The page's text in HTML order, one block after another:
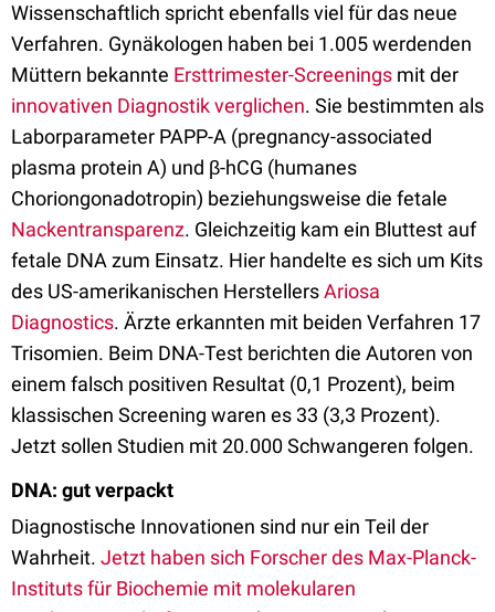
Wissenschaftlich spricht ebenfalls viel für das neue
Verfahren. Gynäkologen haben bei 1.005 werdenden
Müttern bekannte Ersttrimester-Screenings mit der
innovativen Diagnostik verglichen. Sie bestimmten als
Laborparameter PAPP-A (pregnancy-associated
plasma protein A) und β-hCG (humanes
Choriongonadotropin) beziehungsweise die fetale
Nackentransparenz. Gleichzeitig kam ein Bluttest auf
fetale DNA zum Einsatz. Hier handelte es sich um Kits
des US-amerikanischen HerstellersAriosa
Diagnostics. Ärzte erkannten mit beiden Verfahren 17
Trisomien. Beim DNA-Test berichten die Autoren von
einem falsch positiven Resultat (0,1 Prozent), beim
klassischen Screening waren es 33 (3,3 Prozent).
Jetzt sollen Studien mit 20.000 Schwangeren folgen.
DNA: gut verpackt
Diagnostische Innovationen sind nur ein Teil der
Wahrheit. Jetzt haben sich Forscher des Max-Planck-
Instituts für Biochemie mit molekularen